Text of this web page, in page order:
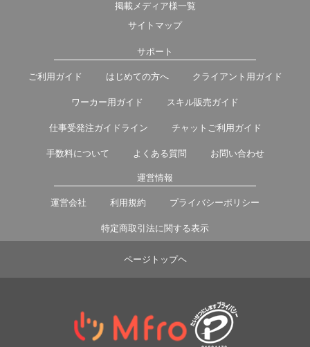
掲載メディア様一覧
サイトマップ
サポート
ご利用ガイド はじめての方へ クライアント用ガイド
ワーカー用ガイド スキル販売ガイド
仕事受発注ガイドライン チャットご利用ガイド
手数料について よくある質問 お問い合わせ
運営情報
運営会社 利用規約 プライバシーポリシー
特定商取引法に関する表示
ページトップヘ